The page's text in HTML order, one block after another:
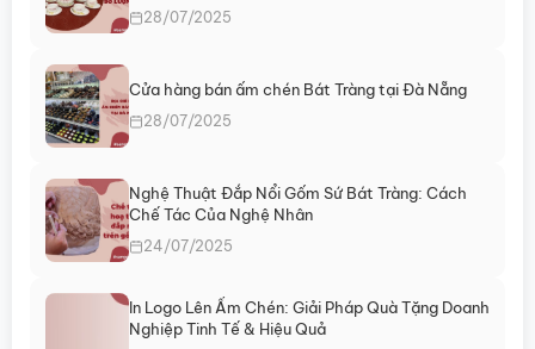
28/07/2025
Cửa hàng bán ấm chén Bát Tràng tại Đà Nẵng
28/07/2025
Nghệ Thuật Đắp Nổi Gốm Sứ Bát Tràng: Cách
Chế Tác Của Nghệ Nhân
24/07/2025
In Logo Lên Ấm Chén: Giải Pháp Quà Tặng Doanh
Nghiệp Tinh Tế & Hiệu Quả